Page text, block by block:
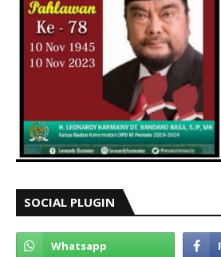
SOCIAL PLUGIN